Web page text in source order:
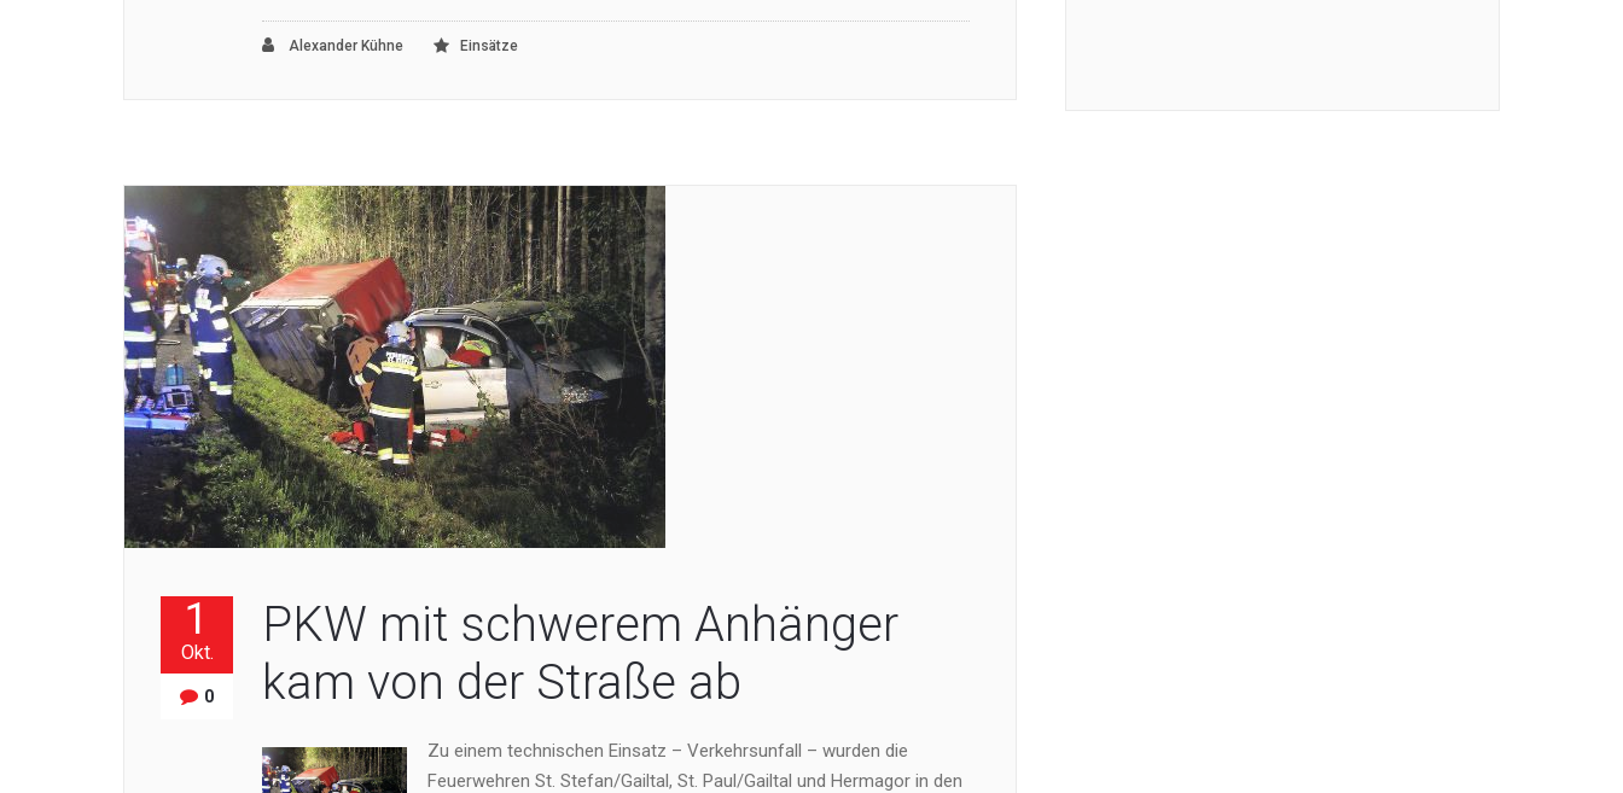
Alexander Kühne Einsätze
1
Okt.
0
PKW mit schwerem Anhänger
kam von der Straße ab
Zu einem technischen Einsatz – Verkehrsunfall – wurden die
Feuerwehren St. Stefan/Gailtal, St. Paul/Gailtal und Hermagor in den